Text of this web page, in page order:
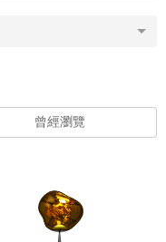
曾經瀏覽